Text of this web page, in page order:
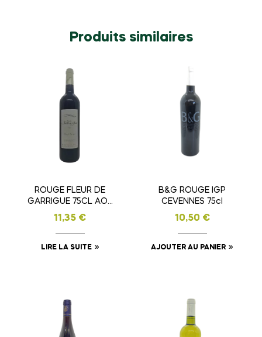
Produits similaires
ROUGE FLEUR DE
GARRIGUE 75CL AOP
COTEAUX DU
LANGUEDOC
11,35 €
LIRE LA SUITE
B&G ROUGE IGP
CEVENNES 75cl
10,50 €
AJOUTER AU PANIER